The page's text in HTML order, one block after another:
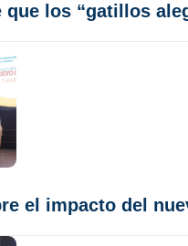
que los “gatillos
el impacto del